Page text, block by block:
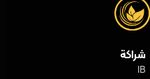
شراكة
IB